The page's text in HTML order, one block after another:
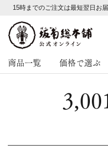
15時までのご注文は最短翌日お
商品一覧 価格で選ぶ